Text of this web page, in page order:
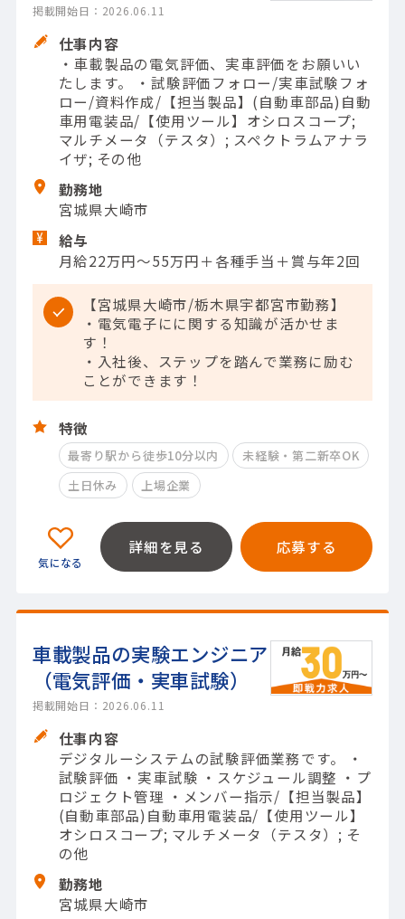
掲載開始日：2026.06.11
仕事内容
・車載製品の電気評価、実車評価をお願いい
たします。 ・試験評価フォロー/実車試験フォ
ロー/資料作成/【担当製品】(自動車部品)自動
車用電装品/【使用ツール】オシロスコープ;
マルチメータ（テスタ）; スペクトラムアナラ
イザ; その他
勤務地
宮城県大崎市
給与
月給22万円～55万円＋各種手当＋賞与年2回
【宮城県大崎市/栃木県宇都宮市勤務】
・電気電子にに関する知識が活かせま
す！
・入社後、ステップを踏んで業務に励む
ことができます！
特徴
最寄り駅から徒歩10分以内
未経験・第二新卒OK
土日休み
上場企業
詳細を見る 応募する
車載製品の実験エンジニア
（電気評価・実車試験）
掲載開始日：2026.06.11
仕事内容
デジタルーシステムの試験評価業務です。 ・
試験評価 ・実車試験 ・スケジュール調整 ・プ
ロジェクト管理 ・メンバー指示/【担当製品】
(自動車部品)自動車用電装品/【使用ツール】
オシロスコープ; マルチメータ（テスタ）; そ
の他
勤務地
宮城県大崎市